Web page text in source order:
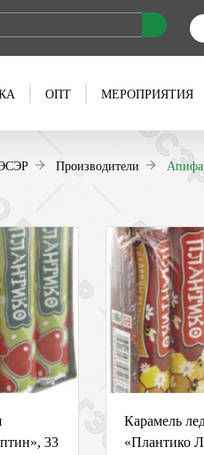
ОПТ МЕРОПРИЯТИЯ
Производители
33
Карамель
«Плантико